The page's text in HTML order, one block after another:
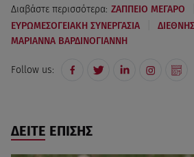
Διαβάστε περισσότερα: ΖΑΠΠΕΙΟ ΜΕΓΑΡΟ
ΕΥΡΩΜΕΣΟΓΕΙΑΚΗ ΣΥΝΕΡΓΑΣΙΑ
ΜΑΡΙΑΝΝΑ ΒΑΡΔΙΝΟΓΙΑΝΝΗ
Follow us:
ΔΕΙΤΕ ΕΠΙΣΗΣ